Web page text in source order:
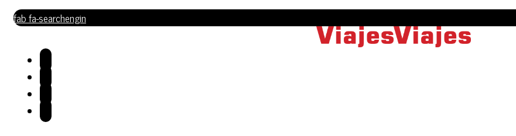
fab fa-searchengin